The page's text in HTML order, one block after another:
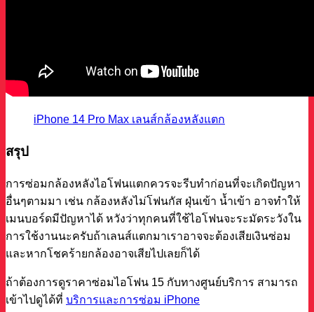
iPhone 14 Pro Max เลนส์กล้องหลังแตก
สรุป
การซ่อมกล้องหลังไอโฟนแตกควรจะรีบทำก่อนที่จะเกิดปัญหา
อื่นๆตามมา เช่น กล้องหลังไม่โฟนกัส ฝุ่นเข้า น้ำเข้า อาจทำให้
เมนบอร์ดมีปัญหาได้ หวังว่าทุกคนที่ใช้ไอโฟนจะระมัดระวังใน
การใช้งานนะครับถ้าเลนส์แตกมาเราอาจจะต้องเสียเงินซ่อม
และหากโชคร้ายกล้องอาจเสียไปเลยก็ได้
ถ้าต้องการดูราคาซ่อมไอโฟน 15 กับทางศูนย์บริการ สามารถ
เข้าไปดูได้ที่ บริการและการซ่อม iPhone